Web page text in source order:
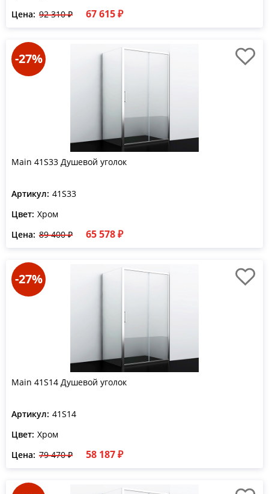
Цена: 92 310 ₽ 67 615 ₽
-27%
Main 41S33 Душевой уголок
Артикул: 41S33
Цвет: Хром
Цена: 89 400 ₽ 65 578 ₽
-27%
Main 41S14 Душевой уголок
Артикул: 41S14
Цвет: Хром
Цена: 79 470 ₽ 58 187 ₽